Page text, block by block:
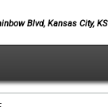
Blvd, Kansas City,